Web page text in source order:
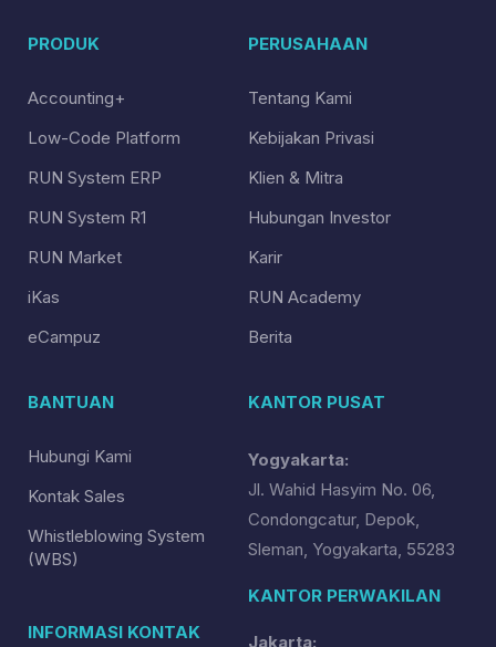
PRODUK
Accounting+
Low-Code Platform
RUN System ERP
RUN System R1
RUN Market
iKas
eCampuz
PERUSAHAAN
Tentang Kami
Kebijakan Privasi
Klien & Mitra
Hubungan Investor
Karir
RUN Academy
Berita
BANTUAN
Hubungi Kami
Kontak Sales
Whistleblowing System
(WBS)
INFORMASI KONTAK
KANTOR PUSAT
Yogyakarta:
Jl. Wahid Hasyim No. 06,
Condongcatur, Depok,
Sleman, Yogyakarta, 55283
KANTOR PERWAKILAN
Jakarta: